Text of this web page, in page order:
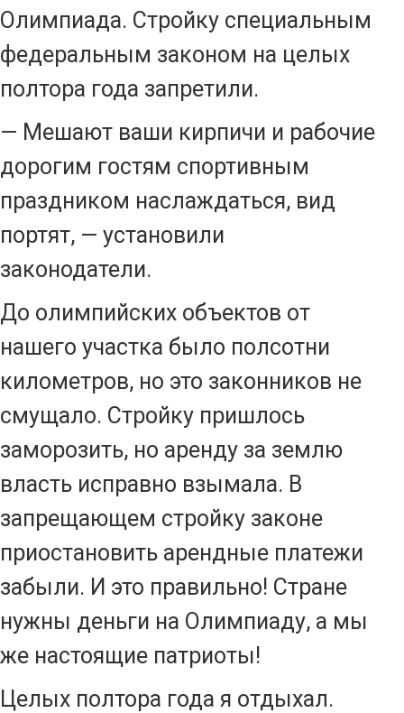
Олимпиада. Стройку специальным
федеральным законом на целых
полтора года запретили.
— Мешают ваши кирпичи и рабочие
дорогим гостям спортивным
праздником наслаждаться, вид
портят, — установили
законодатели.
До олимпийских объектов от
нашего участка было полсотни
километров, но это законников не
смущало. Стройку пришлось
заморозить, но аренду за землю
власть исправно взымала. В
запрещающем стройку законе
приостановить арендные платежи
забыли. И это правильно! Стране
нужны деньги на Олимпиаду, а мы
же настоящие патриоты!
Целых полтора года я отдыхал.